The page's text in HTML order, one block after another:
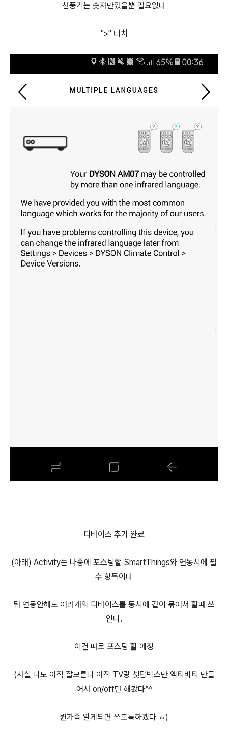
선풍기는 숫자만있을뿐 필요없다
">" 터치
디바이스 추가 완료
(아래) Activity는 나중에 포스팅할 SmartThings와 연동시에 필
수 항목이다
뭐 연동안해도 여러개의 디바이스를 동시에 같이 묶어서 할때 쓰
인다.
이건 따로 포스팅 할 예정
(사실 나도 아직 잘모른다 아직 TV랑 셋탑박스만 액티비티 만들
어서 on/off만 해봤다^^
뭔가좀 알게되면 쓰도록하겠다 ㅎ)